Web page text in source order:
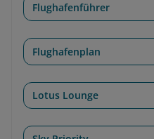
Flughafenführer
Flughafenplan
Lotus Lounge